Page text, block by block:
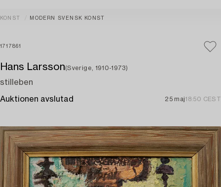
KONST MODERN SVENSK KONST
1717861
Hans Larsson(Sverige, 1910-1973)
stilleben
Auktionen avslutad 25 maj18:50 CEST